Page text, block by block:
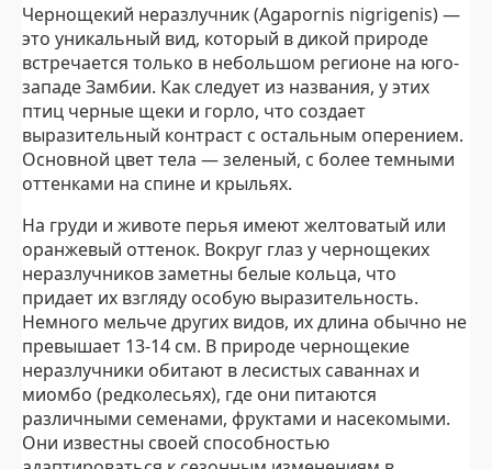
Чернощекий неразлучник (Agapornis nigrigenis) —
это уникальный вид, который в дикой природе
встречается только в небольшом регионе на юго-
западе Замбии. Как следует из названия, у этих
птиц черные щеки и горло, что создает
выразительный контраст с остальным оперением.
Основной цвет тела — зеленый, с более темными
оттенками на спине и крыльях.
На груди и животе перья имеют желтоватый или
оранжевый оттенок. Вокруг глаз у чернощеких
неразлучников заметны белые кольца, что
придает их взгляду особую выразительность.
Немного мельче других видов, их длина обычно не
превышает 13-14 см. В природе чернощекие
неразлучники обитают в лесистых саваннах и
миомбо (редколесьях), где они питаются
различными семенами, фруктами и насекомыми.
Они известны своей способностью